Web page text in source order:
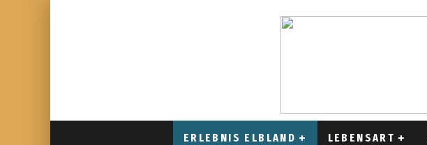
ERLEBNIS ELBLAND LEBENSART